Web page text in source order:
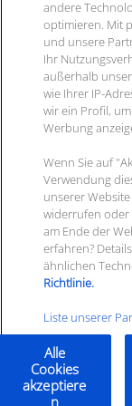
2‑Faktor-
Karriere bei
Presse
Termine &
Kontakt
ITscope
76131
Ihre
Impressum
andere
optimieren. Mit
und unsere
Ihr
außerhalb
wie Ihrer IP-
wir ein Profil,
Werbung
Wenn Sie auf
Verwendung
unserer
widerrufen oder
am Ende der
erfahren?
ähnlichen
Richtlinie.
Liste unserer
Alle
Cookies
akzeptiere
n